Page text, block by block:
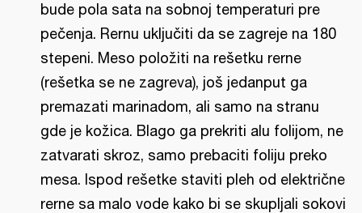
bude pola sata na sobnoj temperaturi pre
pečenja. Rernu uključiti da se zagreje na 180
stepeni. Meso položiti na rešetku rerne
(rešetka se ne zagreva), još jedanput ga
premazati marinadom, ali samo na stranu
gde je kožica. Blago ga prekriti alu folijom, ne
zatvarati skroz, samo prebaciti foliju preko
mesa. Ispod rešetke staviti pleh od električne
rerne sa malo vode kako bi se skupljali sokovi